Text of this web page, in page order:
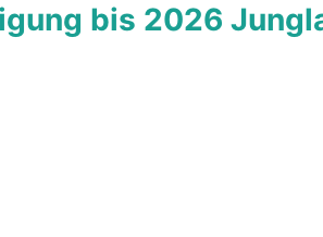
bis 2026